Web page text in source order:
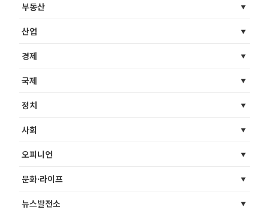
부동산
산업
경제
국제
정치
사회
오피니언
문화·라이프
뉴스발전소